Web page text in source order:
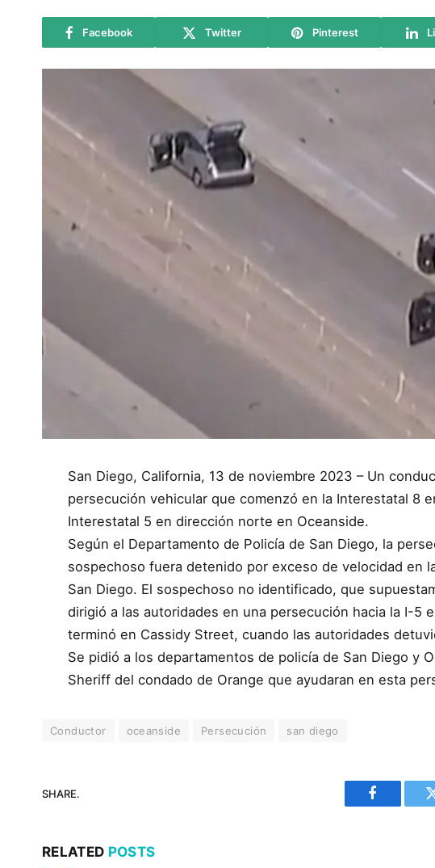
Facebook Twitter Pinterest
San Diego, California, 13 de noviembre 2023 – Un
persecución vehicular que comenzó en la Interestatal 8
Interestatal 5 en dirección norte en Oceanside.
Según el Departamento de Policía de San Diego, la
sospechoso fuera detenido por exceso de velocidad en
San Diego. El sospechoso no identificado, que
dirigió a las autoridades en una persecución hacia la I-5
terminó en Cassidy Street, cuando las autoridades
Se pidió a los departamentos de policía de San Diego y
Sheriff del condado de Orange que ayudaran en esta
Conductor oceanside Persecución san diego
SHARE.
Facebook
RELATED POSTS